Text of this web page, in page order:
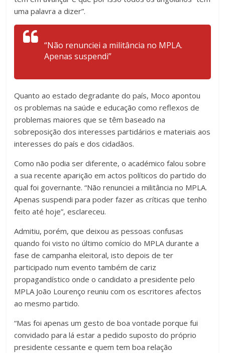
uma palavra a dizer”.
“Não renunciei a militância no MPLA.
Apenas suspendi”
Quanto ao estado degradante do país, Moco apontou
os problemas na saúde e educação como reflexos de
problemas maiores que se têm baseado na
sobreposição dos interesses partidários e materiais aos
interesses do país e dos cidadãos.
Como não podia ser diferente, o académico falou sobre
a sua recente aparição em actos políticos do partido do
qual foi governante. “Não renunciei a militância no MPLA.
Apenas suspendi para poder fazer as críticas que tenho
feito até hoje”, esclareceu.
Admitiu, porém, que deixou as pessoas confusas
quando foi visto no último comício do MPLA durante a
fase de campanha eleitoral, isto depois de ter
participado num evento também de cariz
propagandístico onde o candidato a presidente pelo
MPLA João Lourenço reuniu com os escritores afectos
ao mesmo partido.
“Mas foi apenas um gesto de boa vontade porque fui
convidado para lá estar a pedido suposto do próprio
presidente cessante e quem tem boa relação